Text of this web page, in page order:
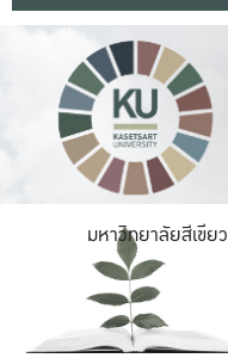
มหาวิทยาลัยสีเขียว